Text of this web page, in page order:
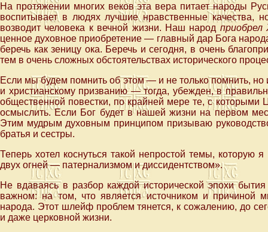
На протяжении многих веков эта вера питает народы
воспитывает в людях лучшие нравственные
возводит человека к вечной жизни. Наш народ приобрел
ценное духовное приобретение — главный дар Бога
беречь как зеницу ока. Беречь и сегодня, в очень
тем в очень сложных обстоятельствах исторического
Если мы будем помнить об этом — и не только помнить, но
и христианскому призванию — тогда, убежден, в
общественной повестки, по крайней мере те, с которыми
осмыслить. Если Бог будет в нашей жизни на первом
Этим мудрым духовным принципом призываю
братья и сестры.
Теперь хотел коснуться такой непростой темы,
двух огней — патернализмом и диссидентством».
Не вдаваясь в разбор каждой исторической эпохи
важном: на том, что является источником и причиной
народа. Этот шлейф проблем тянется, к сожалению, до
и даже церковной жизни.